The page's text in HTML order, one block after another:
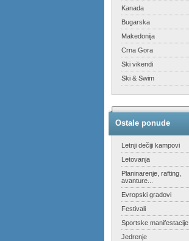
Kanada
Bugarska
Makedonija
Crna Gora
Ski vikendi
Ski & Swim
Ostale ponude
Letnji dečiji kampovi
Letovanja
Planinarenje, rafting,
avanture...
Evropski gradovi
Festivali
Sportske manifestacije
Jedrenje